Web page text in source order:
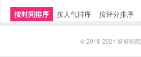
按时间排序
按人气排序 按评分排序
© 2018-2021 努努影院